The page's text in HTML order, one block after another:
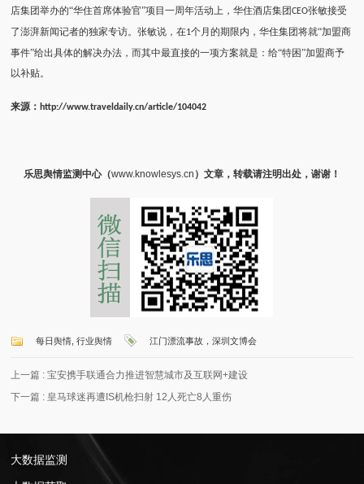
店集团举办的“华住首席体验官”项目一周年活动上，华住酒店集团CEO张敏接受
了澎湃新闻记者的独家专访。张敏说，在1个月的期限内，华住集团将就“加盟商
事件”给出具体的解决办法，而其中最直接的一项方案就是：给“特困”加盟商予
以补贴。
来源：http://www.traveldaily.cn/article/104042
乐思舆情监测中心（www.knowlesys.cn ）文章，转载请注明出处，谢谢！
每日舆情 ,行业舆情 江门漂流事故，深圳文博会
上一篇 :宝安携手联通合力推进智慧城市及互联网+建设
下一篇 : 皇马球迷再遭IS机枪扫射 12人死亡8人重伤
大数据监测